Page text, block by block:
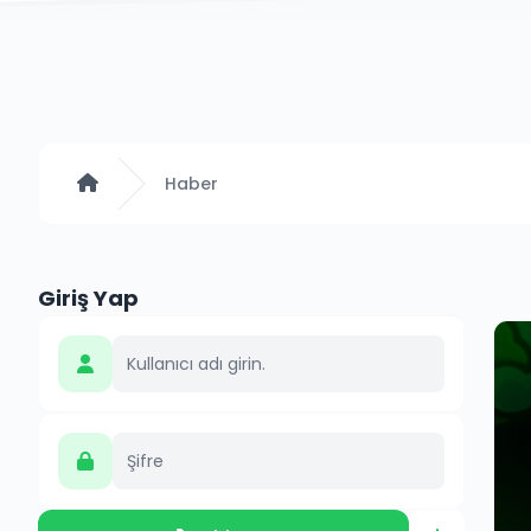
AnasayfaHaber
Giriş Yap